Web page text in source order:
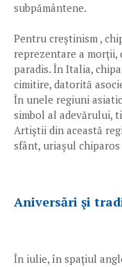
subpământene.
Pentru creştinism ,
reprezentare a morţii,
paradis. În Italia,
cimitire, datorită
În unele regiuni
simbol al adevărului,
Artiştii din această
sfânt, uriaşul
Aniversări şi
În iulie, în spaţiul